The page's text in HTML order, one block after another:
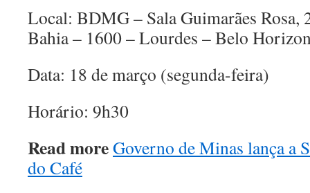
Local: BDMG – Sala Guimarães Rosa,
Bahia – 1600 – Lourdes – Belo
Data: 18 de março (segunda-feira)
Horário: 9h30
Read moreGoverno de Minas lança a
do Café